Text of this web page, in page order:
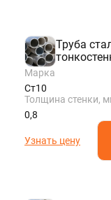
Труба
Марка
Ст10
Толщина стенки,
0,8
Узнать цену